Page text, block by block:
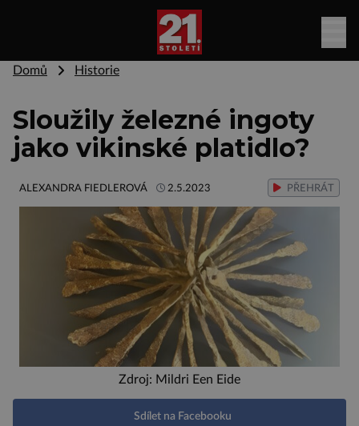
Domů Historie
Sloužily železné ingoty
jako vikinské platidlo?
ALEXANDRA FIEDLEROVÁ 2.5.2023 PŘEHRÁT
Zdroj: Mildri Een Eide
Sdílet na Facebooku